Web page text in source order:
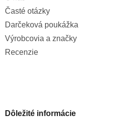
Časté otázky
Darčeková poukážka
Výrobcovia a značky
Recenzie
Dôležité informácie